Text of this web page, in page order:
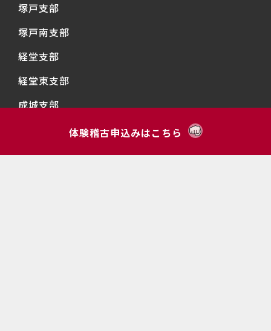
塚戸支部
塚戸南支部
経堂支部
経堂東支部
成城支部
千歳台支部
明正支部
体験稽古申込みはこちら